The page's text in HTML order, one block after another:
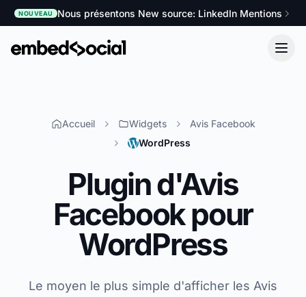
NOUVEAU Nous présentons New source: LinkedIn Mentions
Accueil Widgets
Avis Facebook
WordPress
Plugin d'Avis
Facebook pour
WordPress
Le moyen le plus simple d'afficher les Avis